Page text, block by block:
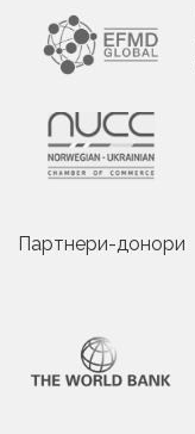
Партнери-донори